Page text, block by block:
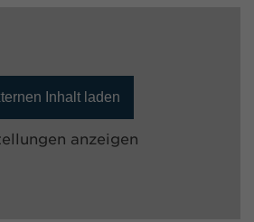
Inhalt laden
anzeigen